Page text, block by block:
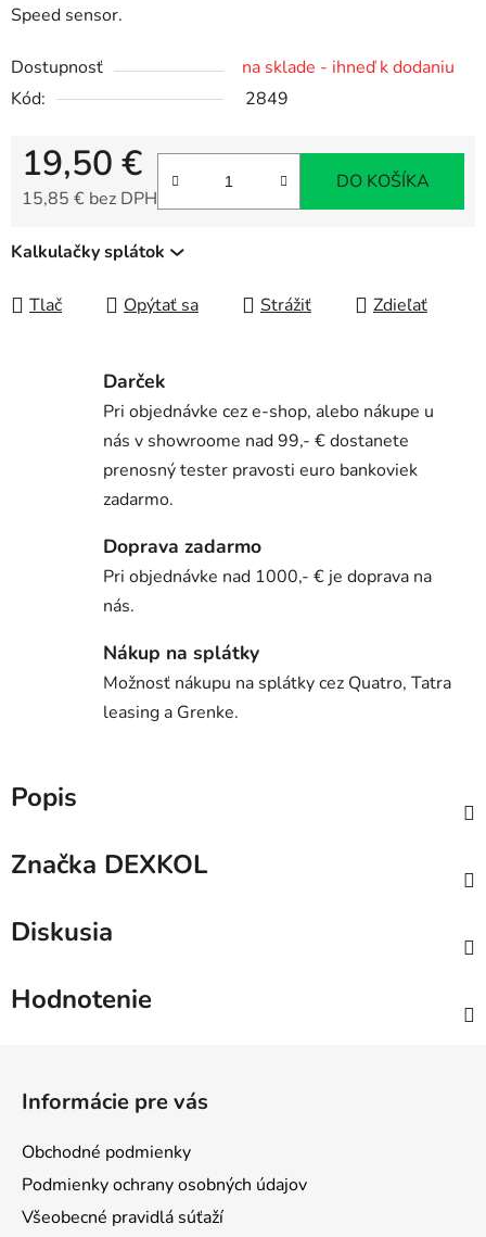
Speed sensor.
Dostupnosť
na sklade - ihneď k dodaniu
Kód:
2849
19,50 €
15,85 € bez DPH
DO KOŠÍKA
Kalkulačky splátok
Tlač Opýtať sa Strážiť Zdieľať
Darček
Pri objednávke cez e-shop, alebo nákupe u
nás v showroome nad 99,- € dostanete
prenosný tester pravosti euro bankoviek
zadarmo.
Doprava zadarmo
Pri objednávke nad 1000,- € je doprava na
nás.
Nákup na splátky
Možnosť nákupu na splátky cez Quatro, Tatra
leasing a Grenke.
Popis
Značka DEXKOL
Diskusia
Hodnotenie
Informácie pre vás
Obchodné podmienky
Podmienky ochrany osobných údajov
Všeobecné pravidlá súťaží